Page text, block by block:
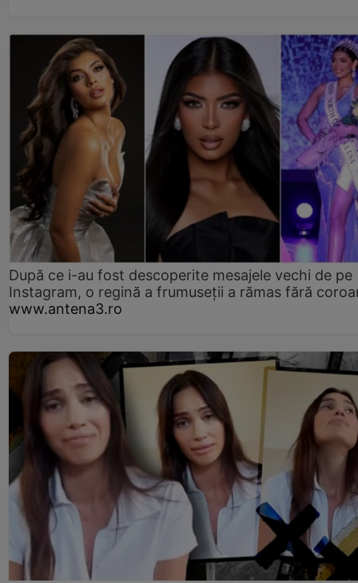
După ce i-au fost descoperite mesajele vechi de pe
Instagram, o regină a frumuseții a rămas fără
www.antena3.ro